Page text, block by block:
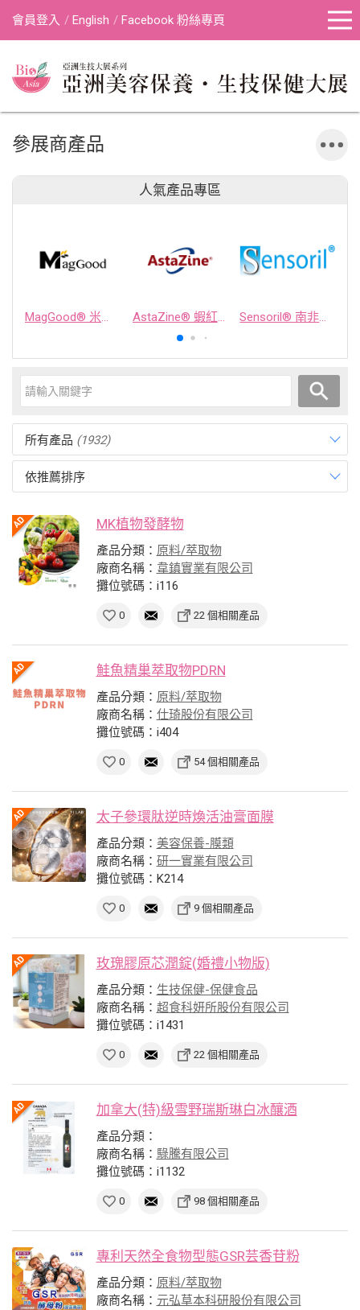
會員登入 English Facebook 粉絲專頁
參展商產品
人氣產品專區
MagGood® 米源鎂® 米糠濃縮物 AstaZine® 蝦紅素 Sensoril® 南非醉茄萃取物
所有產品 (1932)
依推薦排序
MK植物發酵物
產品分類： 原料/萃取物
廠商名稱： 韋鎮實業有限公司
攤位號碼：i116
0 22 個相關產品
鮭魚精巢萃取物PDRN
產品分類： 原料/萃取物
廠商名稱： 仕琦股份有限公司
攤位號碼：i404
0 54 個相關產品
太子參環肽逆時煥活油膏面膜
產品分類： 美容保養-膜類
廠商名稱： 研一實業有限公司
攤位號碼：K214
0 9 個相關產品
玫瑰膠原芯潤錠(婚禮小物版)
產品分類： 生技保健-保健食品
廠商名稱： 超食科妍所股份有限公司
攤位號碼：i1431
0 22 個相關產品
加拿大(特)級雪野瑞斯琳白冰釀酒
產品分類：
廠商名稱： 騄騰有限公司
攤位號碼：i1132
0 98 個相關產品
專利天然全食物型態GSR芸香苷粉
產品分類： 原料/萃取物
廠商名稱： 元弘草本科研股份有限公司